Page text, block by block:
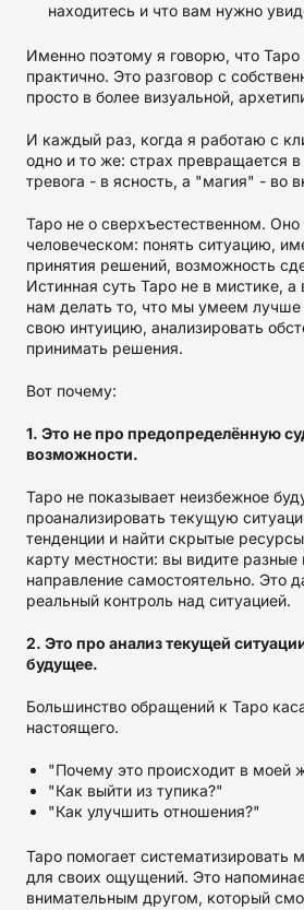
находитесь и что вам нужно
Именно поэтому я говорю, что
практично. Это разговор с
просто в более визуальной,
И каждый раз, когда я работаю с
одно и то же: страх превращается
тревога - в ясность, а "магия" - во
Таро не о сверхъестественном.
человеческом: понять ситуацию,
принятия решений, возможность
Истинная суть Таро не в мистике,
нам делать то, что мы умеем лучше
свою интуицию, анализировать
принимать решения.
Вот почему:
1. Это не про предопределённую
возможности.
Таро не показывает неизбежное
проанализировать текущую
тенденции и найти скрытые
карту местности: вы видите разные
направление самостоятельно. Это
реальный контроль над ситуацией.
2. Это про анализ текущей
будущее.
Большинство обращений к Таро
настоящего.
"Почему это происходит в моей
"Как выйти из тупика?"
"Как улучшить отношения?"
Таро помогает систематизировать
для своих ощущений. Это
внимательным другом, который